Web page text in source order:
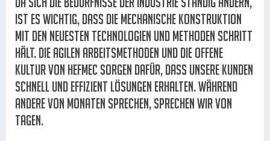
ist es wichtig, dass die mechanische Konstruktion
mit den neuesten Technologien und Methoden Schritt
hält. Die agilen Arbeitsmethoden und die offene
Kultur von Hefmec sorgen dafür, dass unsere Kunden
schnell und effizient Lösungen erhalten. Während
andere von Monaten sprechen, sprechen wir von
Tagen.